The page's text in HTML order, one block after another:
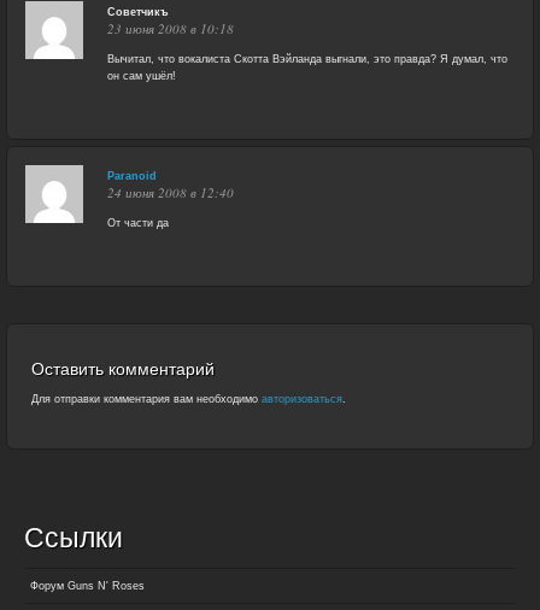
Советчикъ
23 июня 2008 в 10:18
Вычитал, что вокалиста Скотта Вэйланда выгнали, это правда? Я думал, что
он сам ушёл!
Paranoid
24 июня 2008 в 12:40
От части да
Оставить комментарий
Для отправки комментария вам необходимо авторизоваться.
Ссылки
Форум Guns N' Roses